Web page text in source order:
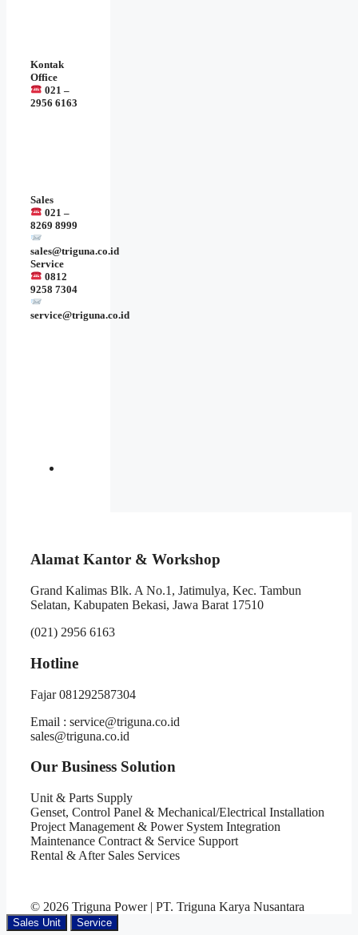
Kontak
Office
021 –
2956 6163
Sales
021 –
8269 8999
sales@triguna.co.id
Service
0812
9258 7304
service@triguna.co.id
Alamat Kantor & Workshop
Grand Kalimas Blk. A No.1, Jatimulya, Kec. Tambun
Selatan, Kabupaten Bekasi, Jawa Barat 17510
(021) 2956 6163
Hotline
Fajar 081292587304
Email : service@triguna.co.id
sales@triguna.co.id
Our Business Solution
Unit & Parts Supply
Genset, Control Panel & Mechanical/Electrical Installation
Project Management & Power System Integration
Maintenance Contract & Service Support
Rental & After Sales Services
© 2026 Triguna Power | PT. Triguna Karya Nusantara
Sales Unit Service